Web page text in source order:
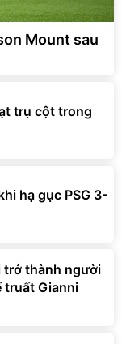
Mount sau
trụ cột trong
hạ gục PSG 3-
trở thành người
truất Gianni